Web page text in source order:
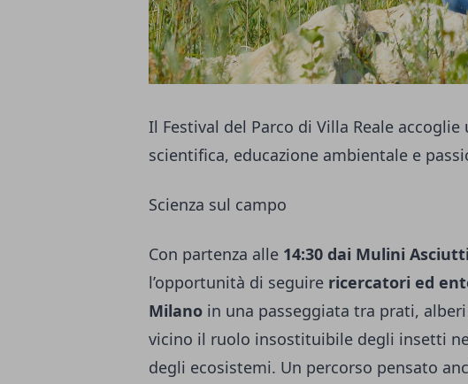
Il Festival del Parco di Villa Reale
scientifica, educazione ambientale e
Scienza sul campo
Con partenza alle 14:30 dai Mulini Asciutti
l’opportunità di seguire ricercatori ed
Milano in una passeggiata tra prati,
vicino il ruolo insostituibile degli insetti
degli ecosistemi. Un percorso pensato